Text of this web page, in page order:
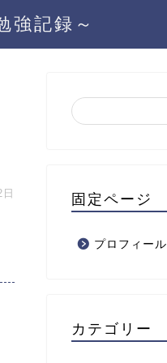
記録～
固定ページ
プロフィール
カテゴリー